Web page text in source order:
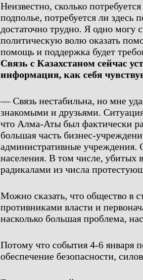
Неизвестно, сколько
подполье, потребуется ли
достаточно трудно. Я одно могу
политическую волю оказать
помощь и поддержка будет
Связь с Казахстаном сейчас
информация, как себя
— Связь нестабильна, но мне
знакомыми и друзьями.
что Алма-Аты был фактически
большая часть бизнес-
административные учреждения.
населения. В том числе, убитых
радикалами из числа
Можно сказать, что общество в
противниками власти и
насколько большая проблема,
Потому что события 4-6 января
обеспечение безопасности,